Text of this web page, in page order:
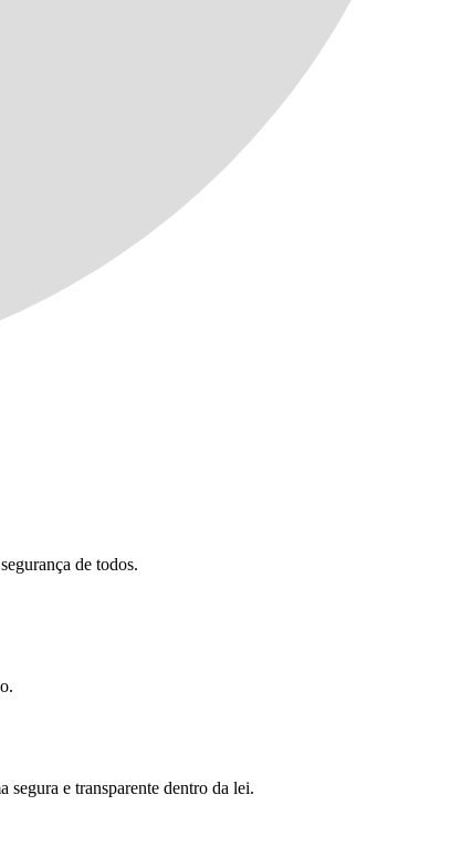
de todos.
segura e transparente dentro da lei.